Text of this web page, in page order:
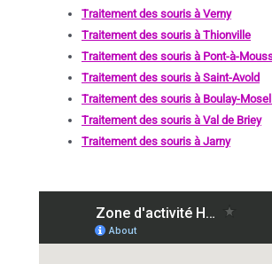
Traitement des souris à Verny
Traitement des souris à Thionville
Traitement des souris à Pont-à-
Traitement des souris à Saint-Avold
Traitement des souris à Boulay-
Traitement des souris à Val de Briey
Traitement des souris à Jarny